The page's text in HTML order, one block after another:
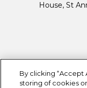
House, St
By clicking “Accept
storing of cookies